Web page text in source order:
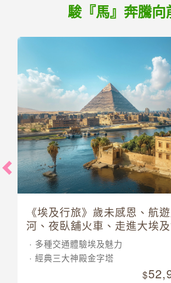
駿『馬』奔騰向
《埃及行旅》歲未感恩、航
河、夜臥舖火車、走進大埃
館 10 日
多種交通體驗埃及魅力
經典三大神殿金字塔